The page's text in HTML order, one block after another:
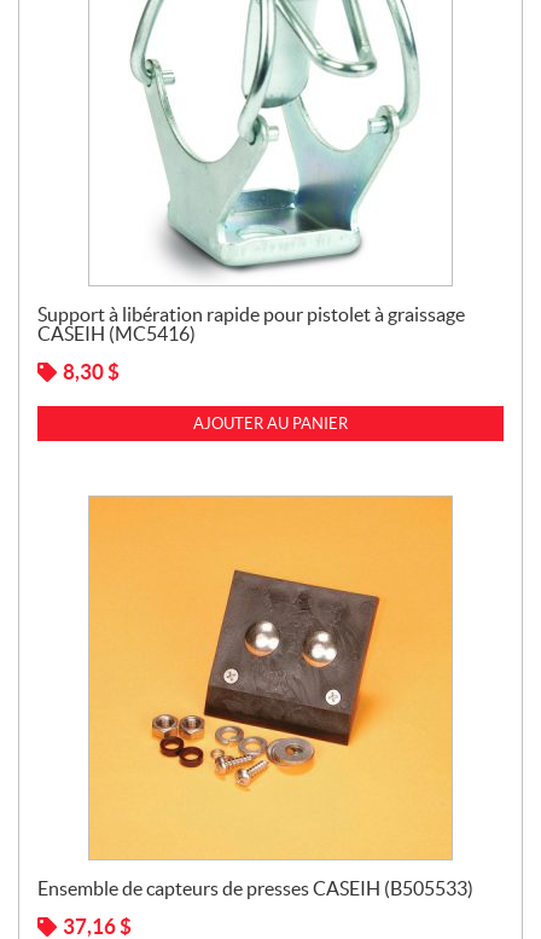
Support à libération rapide pour pistolet à graissage
CASEIH (MC5416)
8,30$
AJOUTER AU PANIER
Ensemble de capteurs de presses CASEIH (B505533)
37,16$